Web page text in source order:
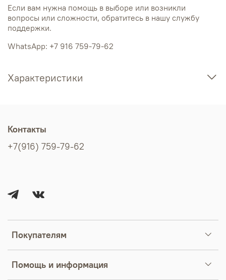
Если вам нужна помощь в выборе или возникли
вопросы или сложности, обратитесь в нашу службу
поддержки.
WhatsApp: +7 916 759-79-62
Характеристики
Покупателям
Помощь и информация
Контакты
+7(916) 759-79-62